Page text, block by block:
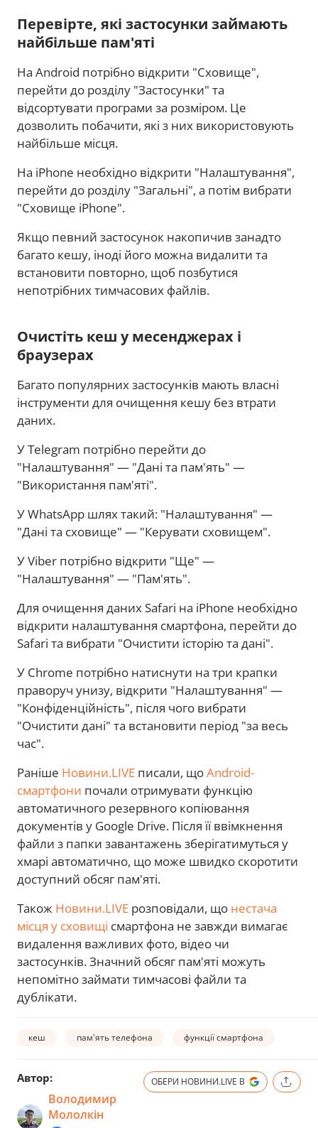
Перевірте, які застосунки займають
найбільше пам'яті
На Android потрібно відкрити "Сховище",
перейти до розділу "Застосунки" та
відсортувати програми за розміром. Це
дозволить побачити, які з них використовують
найбільше місця.
На iPhone необхідно відкрити "Налаштування",
перейти до розділу "Загальні", а потім вибрати
"Сховище iPhone".
Якщо певний застосунок накопичив занадто
багато кешу, іноді його можна видалити та
встановити повторно, щоб позбутися
непотрібних тимчасових файлів.
Очистіть кеш у месенджерах і
браузерах
Багато популярних застосунків мають власні
інструменти для очищення кешу без втрати
даних.
У Telegram потрібно перейти до
"Налаштування" — "Дані та пам'ять" —
"Використання пам'яті".
У WhatsApp шлях такий: "Налаштування" —
"Дані та сховище" — "Керувати сховищем".
У Viber потрібно відкрити "Ще" —
"Налаштування" — "Пам'ять".
Для очищення даних Safari на iPhone необхідно
відкрити налаштування смартфона, перейти до
Safari та вибрати "Очистити історію та дані".
У Chrome потрібно натиснути на три крапки
праворуч унизу, відкрити "Налаштування" —
"Конфіденційність", після чого вибрати
"Очистити дані" та встановити період "за весь
час".
Раніше Новини.LIVE писали, щоAndroid-
смартфони почали отримувати функцію
автоматичного резервного копіювання
документів у Google Drive. Після її ввімкнення
файли з папки завантажень зберігатимуться у
хмарі автоматично, що може швидко скоротити
доступний обсяг пам'яті.
Також Новини.LIVE розповідали, що нестача
місця у сховищі смартфона не завжди вимагає
видалення важливих фото, відео чи
застосунків. Значний обсяг пам'яті можуть
непомітно займати тимчасові файли та
дублікати.
кеш пам'ять телефона функції смартфона
Автор:
Володимир
Мололкін
ОБЕРИ НОВИНИ.LIVE В